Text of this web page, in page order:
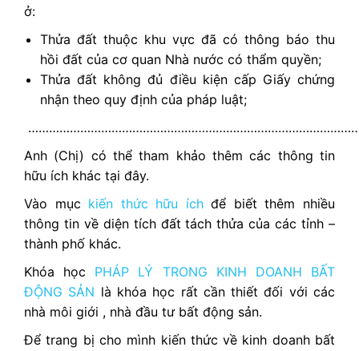
ở:
Thửa đất thuộc khu vực đã có thông báo thu
hồi đất của cơ quan Nhà nước có thẩm quyền;
Thửa đất không đủ điều kiện cấp Giấy chứng
nhận theo quy định của pháp luật;
Anh (Chị) có thể tham khảo thêm các thông tin
hữu ích khác tại đây.
Vào mục kiến thức hữu íchđể biết thêm nhiều
thông tin về diện tích đất tách thửa của các tỉnh –
thành phố khác.
Khóa học PHÁP LÝ TRONG KINH DOANH BẤT
ĐỘNG SẢN là khóa học rất cần thiết đối với các
nhà môi giới , nhà đầu tư bất động sản.
Để trang bị cho mình kiến thức về kinh doanh bất